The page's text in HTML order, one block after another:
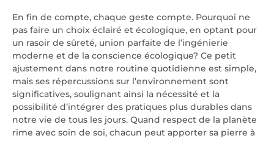
En fin de compte, chaque geste compte. Pourquoi ne
pas faire un choix éclairé et écologique, en optant pour
un rasoir de sûreté, union parfaite de l’ingénierie
moderne et de la conscience écologique? Ce petit
ajustement dans notre routine quotidienne est simple,
mais ses répercussions sur l’environnement sont
significatives, soulignant ainsi la nécessité et la
possibilité d’intégrer des pratiques plus durables dans
notre vie de tous les jours. Quand respect de la planète
rime avec soin de soi, chacun peut apporter sa pierre à